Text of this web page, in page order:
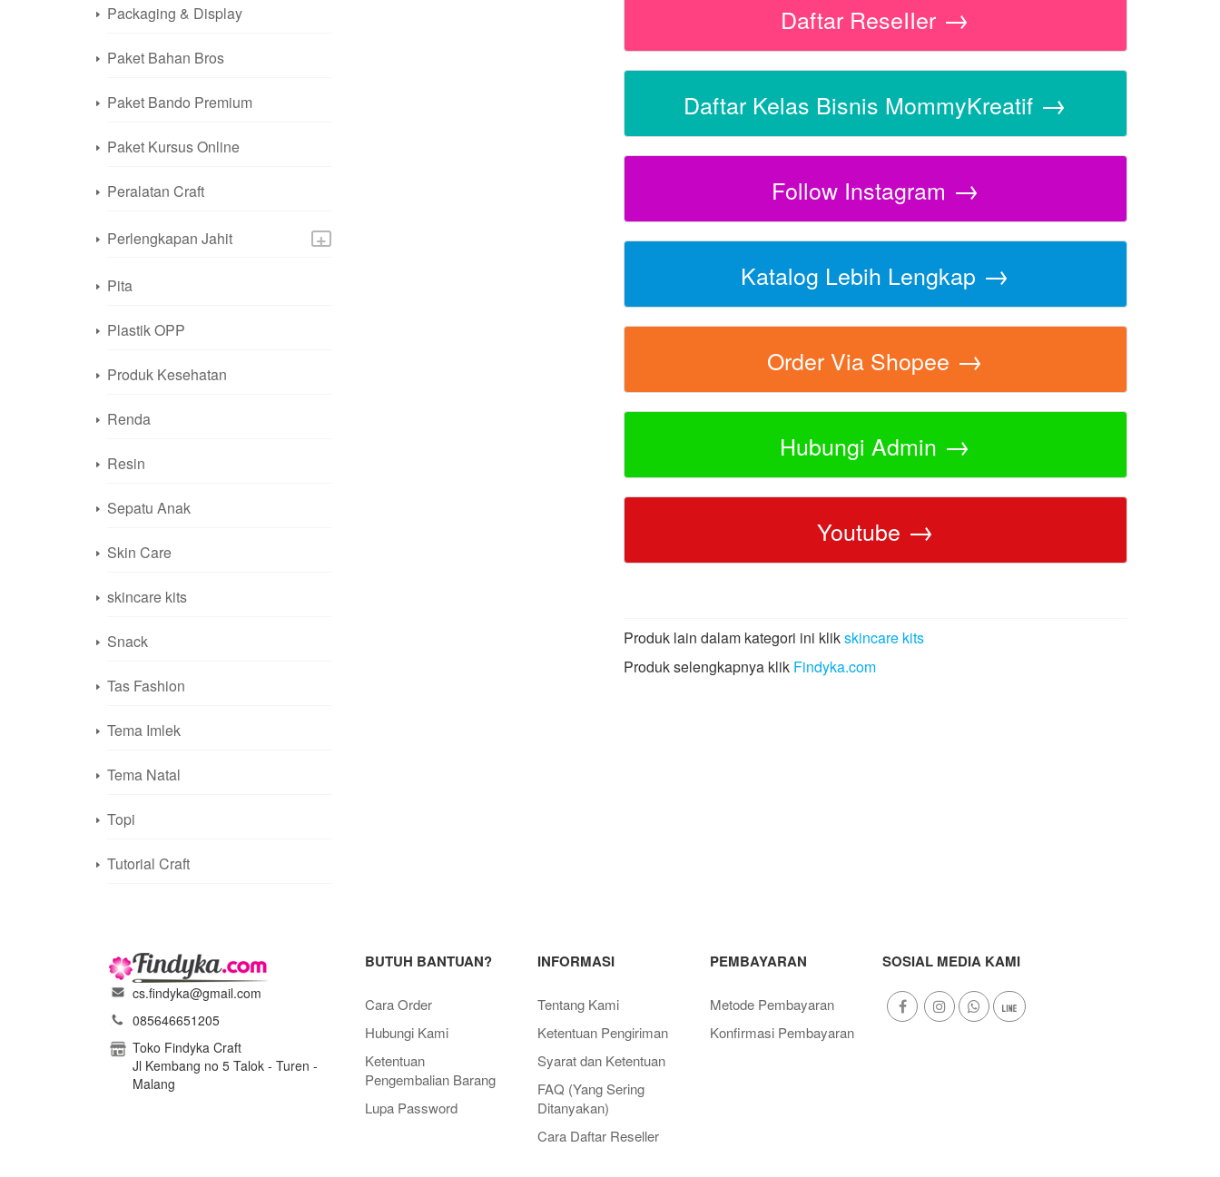
Packaging & Display
Paket Bahan Bros
Paket Bando Premium
Paket Kursus Online
Peralatan Craft
+
Perlengkapan Jahit
Pita
Plastik OPP
Produk Kesehatan
Renda
Resin
Sepatu Anak
Skin Care
skincare kits
Snack
Tas Fashion
Tema Imlek
Tema Natal
Topi
Tutorial Craft
Daftar ReseIIer →
Daftar Kelas Bisnis MommyKreatif →
Follow Instagram →
Katalog Lebih Lengkap →
Order Via Shopee →
Hubungi Admin →
Youtube →
Produk lain dalam kategori ini klikskincare kits
Produk selengkapnya klik Findyka.com
cs.findyka@gmail.com
085646651205
Toko Findyka Craft
Jl Kembang no 5 Talok - Turen -
Malang
BUTUH BANTUAN?
Cara Order
Hubungi Kami
Ketentuan
Pengembalian Barang
Lupa Password
INFORMASI
Tentang Kami
Ketentuan Pengiriman
Syarat dan Ketentuan
FAQ (Yang Sering
Ditanyakan)
Cara Daftar Reseller
PEMBAYARAN
Metode Pembayaran
Konfirmasi Pembayaran
SOSIAL MEDIA KAMI